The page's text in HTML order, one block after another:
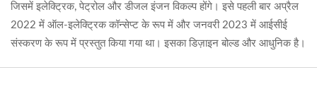
जिसमें इलेक्ट्रिक, पेट्रोल और डीजल इंजन विकल्प होंगे। इसे पहली बार अप्रैल
2022 में ऑल-इलेक्ट्रिक कॉन्सेप्ट के रूप में और जनवरी 2023 में आईसीई
संस्करण के रूप में प्रस्तुत किया गया था। इसका डिज़ाइन बोल्ड और आधुनिक है।